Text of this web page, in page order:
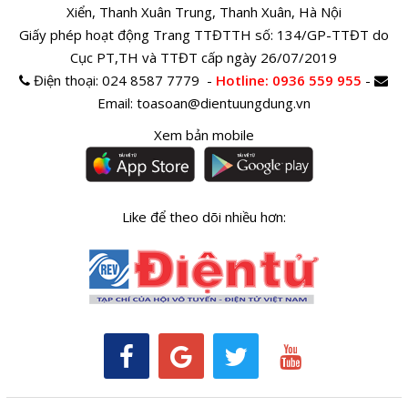
Xiển, Thanh Xuân Trung, Thanh Xuân, Hà Nội
Giấy phép hoạt động Trang TTĐTTH số: 134/GP-TTĐT do
Cục PT,TH và TTĐT cấp ngày 26/07/2019
Điện thoại:024 8587 7779 - Hotline: 0936 559 955 -
Email: toasoan@dientuungdung.vn
Xem bản mobile
Like để theo dõi nhiều hơn: